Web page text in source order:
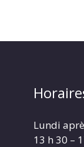
Lundi
13 h 30 –